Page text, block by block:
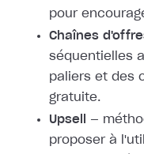
pour
Chaînes
séquentielles
paliers et des
gratuite.
Upsell
—
proposer à